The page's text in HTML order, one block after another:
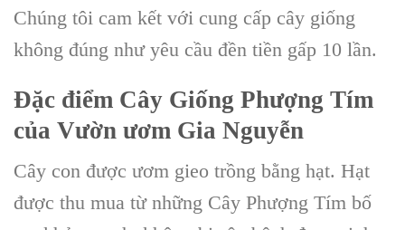
Chúng tôi cam kết với cung cấp cây giống
không đúng như yêu cầu đền tiền gấp 10 lần.
Đặc điểm Cây Giống Phượng Tím
của Vườn ươm Gia Nguyễn
Cây con được ươm gieo trồng bằng hạt. Hạt
được thu mua từ những Cây Phượng Tím bố